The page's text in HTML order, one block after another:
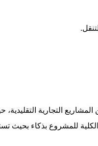
التجارية
للمشروع بذكاء بحيث